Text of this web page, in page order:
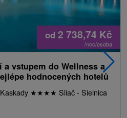
od 2 738,74 Kč
/noc/osoba
vstupem do Wellness a
hodnocených hotelů
★★★★ Sliač - Sielnica